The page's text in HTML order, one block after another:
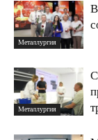
Металлургия
Металлургия